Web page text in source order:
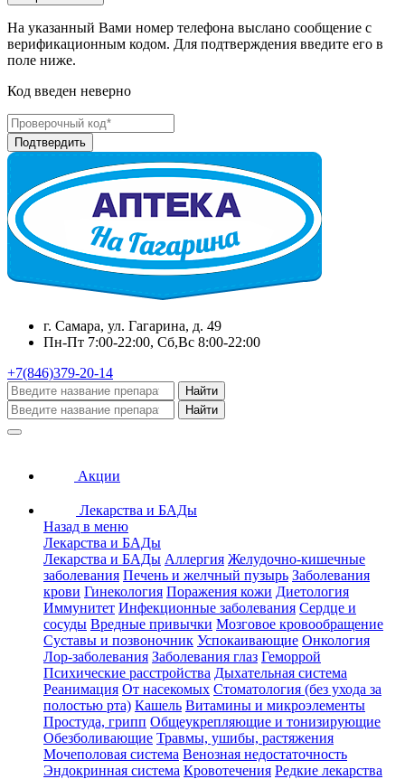
На указанный Вами номер телефона выслано сообщение с
верификационным кодом. Для подтверждения введите его в
поле ниже.
Код введен неверно
г. Самара, ул. Гагарина, д. 49
Пн-Пт 7:00-22:00, Сб,Вс 8:00-22:00
+7(846)379-20-14
Найти
Найти
Акции
Лекарства и БАДы
Назад в меню
Лекарства и БАДы
Лекарства и БАДы Аллергия Желудочно-кишечные
заболевания Печень и желчный пузырь Заболевания
крови Гинекология Поражения кожи Диетология
Иммунитет Инфекционные заболевания Сердце и
сосуды Вредные привычки Мозговое кровообращение
Суставы и позвоночник Успокаивающие Онкология
Лор-заболевания Заболевания глаз Геморрой
Психические расстройства Дыхательная система
Реанимация От насекомых Стоматология (без ухода за
полостью рта) Кашель Витамины и микроэлементы
Простуда, грипп Общеукрепляющие и тонизирующие
Обезболивающие Травмы, ушибы, растяжения
Мочеполовая система Венозная недостаточность
Эндокринная система Кровотечения Редкие лекарства